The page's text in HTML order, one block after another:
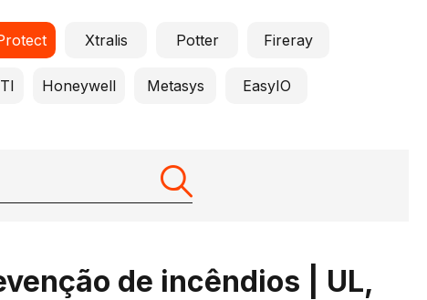
Xtralis Potter Fireray
Honeywell Metasys EasyIO
de incêndios | UL,